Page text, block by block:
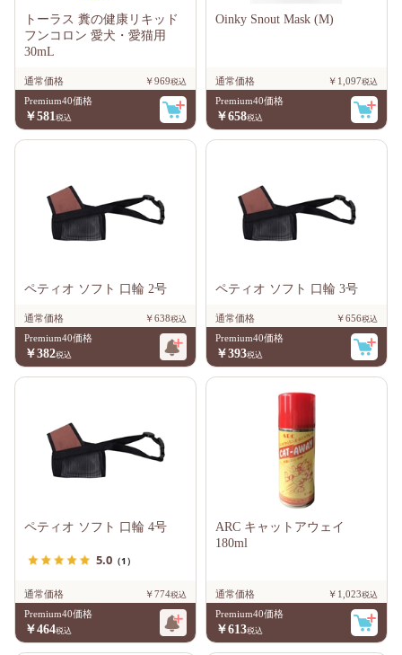
トーラス 糞の健康リキッド
フンコロン 愛犬・愛猫用
30mL
通常価格
￥969
Premium40価格
￥581
Oinky Snout Mask (M)
通常価格
￥1,097
Premium40価格
￥658
ペティオ ソフト 口輪 2号
通常価格
￥638
Premium40価格
￥382
ペティオ ソフト 口輪 3号
通常価格
￥656
Premium40価格
￥393
ペティオ ソフト 口輪 4号
5.0 （1）
通常価格
￥774
Premium40価格
￥464
ARC キャットアウェイ
180ml
通常価格
￥1,023
Premium40価格
￥613